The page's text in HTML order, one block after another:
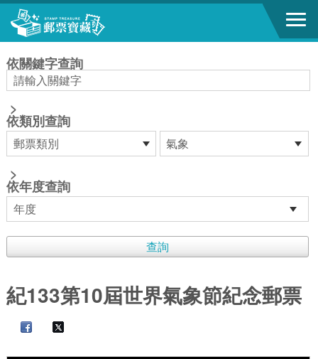
跳到主要內容區塊
依關鍵字查詢
>
依類別查詢
>
依年度查詢
紀133第10屆世界氣象節紀念郵票